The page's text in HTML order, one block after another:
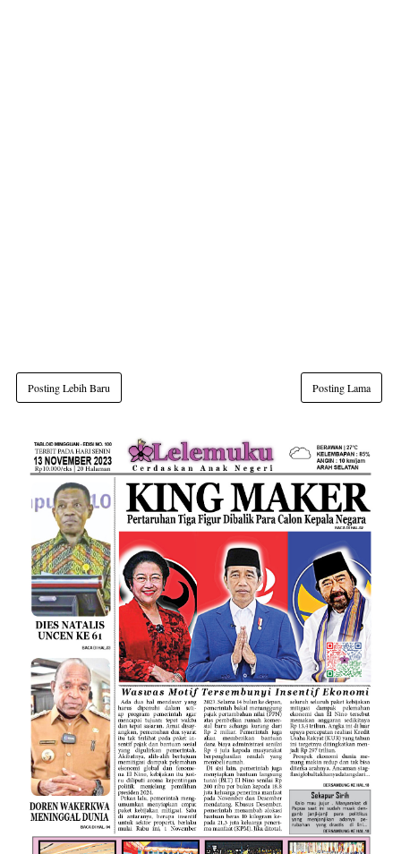
Posting Lebih Baru Posting Lama